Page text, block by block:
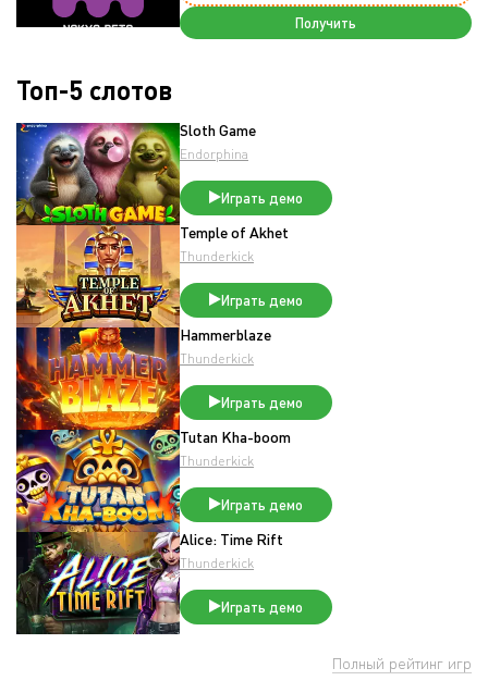
Получить
Топ-5 слотов
Sloth Game
Endorphina
Играть демо
Temple of Akhet
Thunderkick
Играть демо
Hammerblaze
Thunderkick
Играть демо
Tutan Kha-boom
Thunderkick
Играть демо
Alice: Time Rift
Thunderkick
Играть демо
Полный рейтинг игр